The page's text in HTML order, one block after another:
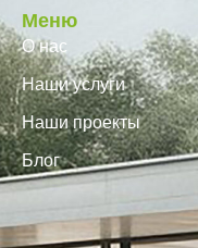
Меню
О нас
Наши услуги
Наши проекты
Блог